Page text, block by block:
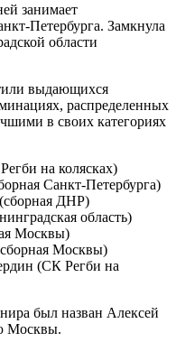
занимает
Петербурга. Замкнула
области
выдающихся
распределенных
в своих категориях
на колясках)
Санкт-Петербурга)
ДНР)
область)
Москвы)
Москвы)
(СК Регби на
был назван Алексей
Москвы.